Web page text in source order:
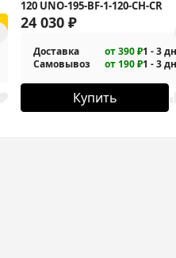
120 UNO-195-BF-1-120-CH-CR
24 030 ₽
Доставка от 390 ₽1 - 3
Самовывоз
от 190 ₽1 - 3
Купить